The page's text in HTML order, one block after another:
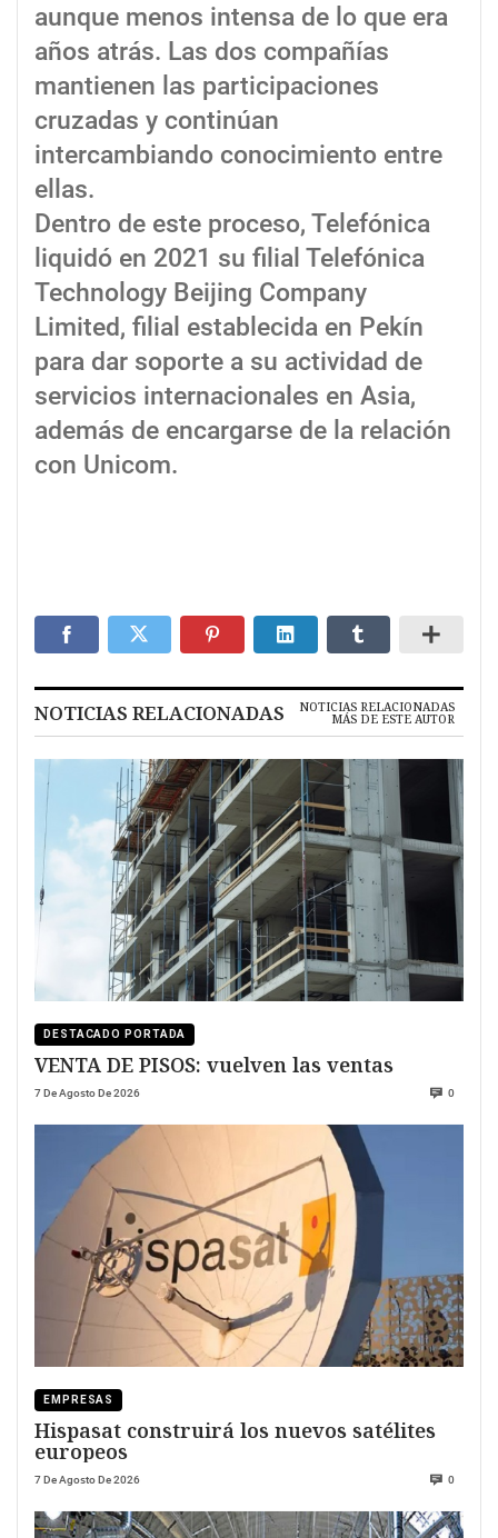
aunque menos intensa de lo que era
años atrás. Las dos compañías
mantienen las participaciones
cruzadas y continúan
intercambiando conocimiento entre
ellas.
Dentro de este proceso, Telefónica
liquidó en 2021 su filial Telefónica
Technology Beijing Company
Limited, filial establecida en Pekín
para dar soporte a su actividad de
servicios internacionales en Asia,
además de encargarse de la relación
con Unicom.
NOTICIAS RELACIONADAS NOTICIAS RELACIONADAS
MÁS DE ESTE AUTOR
DESTACADO PORTADA
VENTA DE PISOS: vuelven las ventas
7 De Agosto De 2026 0
EMPRESAS
Hispasat construirá los nuevos satélites
europeos
7 De Agosto De 2026 0